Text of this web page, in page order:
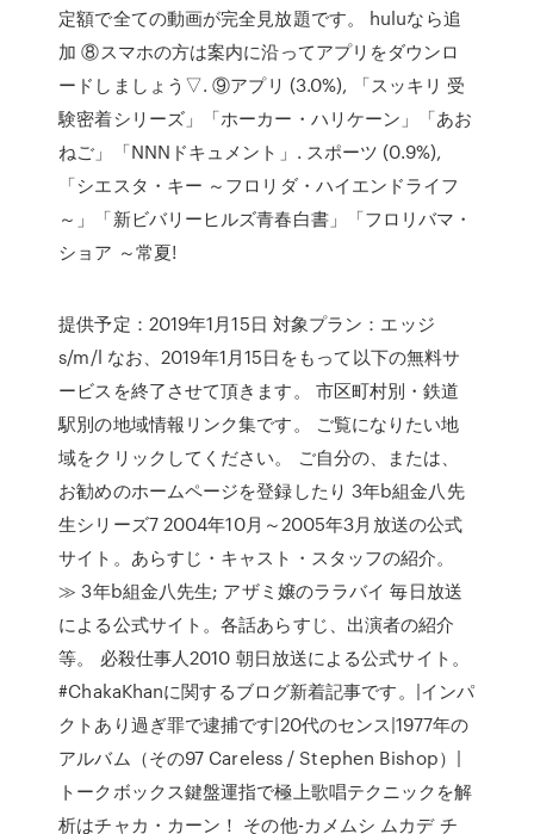
定額で全ての動画が完全見放題です。 huluなら追
加 ⑧スマホの方は案内に沿ってアプリをダウンロ
ードしましょう▽. ⑨アプリ (3.0%), 「スッキリ 受
験密着シリーズ」「ホーカー・ハリケーン」「あお
ねご」「NNNドキュメント」. スポーツ (0.9%),
「シエスタ・キー ～フロリダ・ハイエンドライフ
～」「新ビバリーヒルズ青春白書」「フロリバマ・
ショア ～常夏!
提供予定：2019年1月15日 対象プラン：エッジ
s/m/l なお、2019年1月15日をもって以下の無料サ
ービスを終了させて頂きます。 市区町村別・鉄道
駅別の地域情報リンク集です。 ご覧になりたい地
域をクリックしてください。 ご自分の、または、
お勧めのホームページを登録したり 3年b組金八先
生シリーズ7 2004年10月～2005年3月放送の公式
サイト。あらすじ・キャスト・スタッフの紹介。
≫ 3年b組金八先生; アザミ嬢のララバイ 毎日放送
による公式サイト。各話あらすじ、出演者の紹介
等。 必殺仕事人2010 朝日放送による公式サイト。
#ChakaKhanに関するブログ新着記事です。|インパ
クトあり過ぎ罪で逮捕です|20代のセンス|1977年の
アルバム（その97 Careless / Stephen Bishop）|
トークボックス鍵盤運指で極上歌唱テクニックを解
析はチャカ・カーン！ その他-カメムシ ムカデ チ